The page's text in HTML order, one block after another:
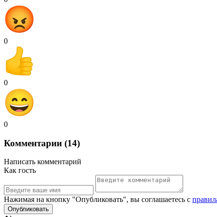
0
0
0
Комментарии (14)
Написать комментарий
Как гость
Нажимая на кнопку "Опубликовать", вы соглашаетесь с